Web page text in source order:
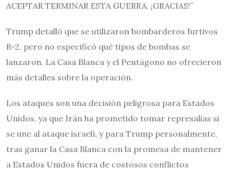
ACEPTAR TERMINAR ESTA GUERRA. ¡GRACIAS!”
Trump detalló que se utilizaron bombarderos furtivos
B-2, pero no especificó qué tipos de bombas se
lanzaron. La Casa Blanca y el Pentágono no ofrecieron
más detalles sobre la operación.
Los ataques son una decisión peligrosa para Estados
Unidos, ya que Irán ha prometido tomar represalias si
se une al ataque israelí, y para Trump personalmente,
tras ganar la Casa Blanca con la promesa de mantener
a Estados Unidos fuera de costosos conflictos